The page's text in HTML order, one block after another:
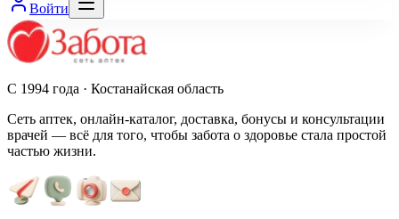
Войти
С 1994 года · Костанайская область
Сеть аптек, онлайн-каталог, доставка, бонусы и консультации
врачей — всё для того, чтобы забота о здоровье стала простой
частью жизни.